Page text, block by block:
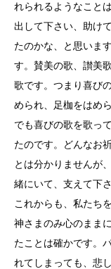
れられるようなこと
出して下さい、助け
たのかな、と思いま
す。賛美の歌、讃美
歌です。つまり喜び
められ、足枷をはめ
でも喜びの歌を歌っ
たのです。どんなお
とは分かりませんが
緒にいて、支えて下
これからも、私たち
神さまのみ心のまま
たことは確かです。
れてしまっても、悲